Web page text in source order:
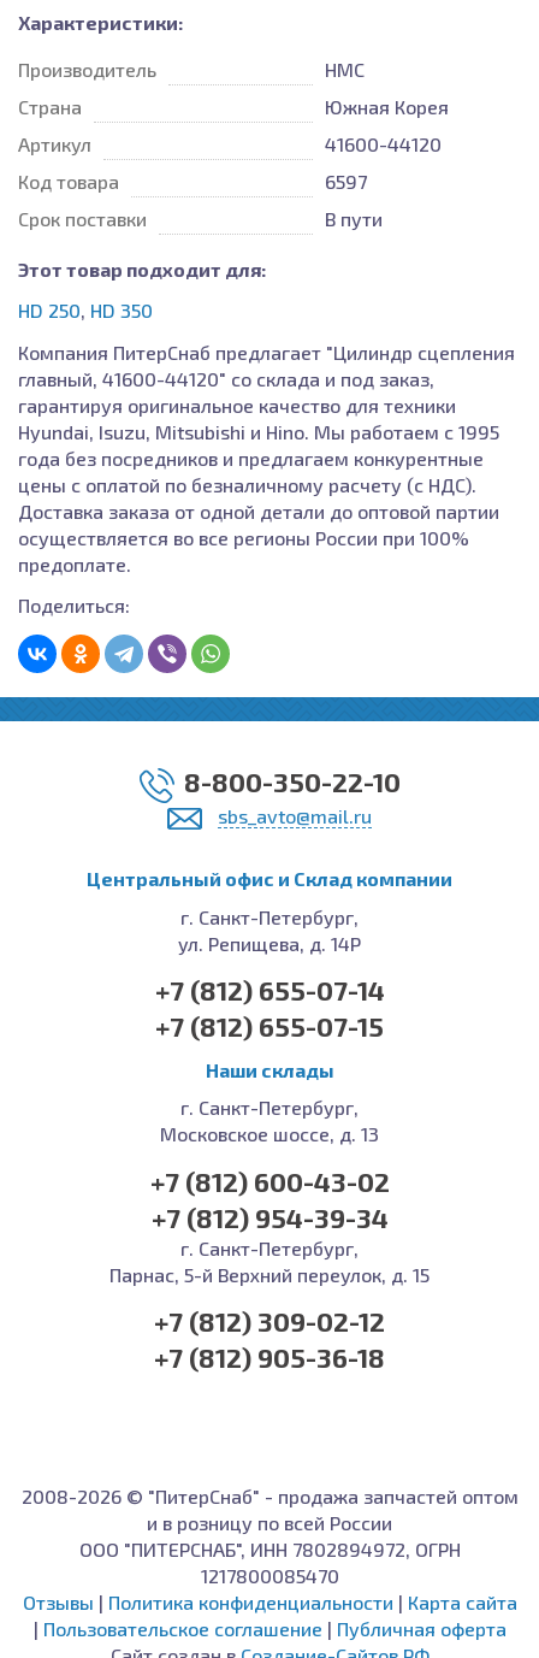
Характеристики:
Производитель
HMC
Страна
Южная Корея
Артикул
41600-44120
Код товара
6597
Срок поставки
В пути
Этот товар подходит для:
HD 250, HD 350
Компания ПитерСнаб предлагает "Цилиндр сцепления
главный, 41600-44120" со склада и под заказ,
гарантируя оригинальное качество для техники
Hyundai, Isuzu, Mitsubishi и Hino. Мы работаем с 1995
года без посредников и предлагаем конкурентные
цены с оплатой по безналичному расчету (с НДС).
Доставка заказа от одной детали до оптовой партии
осуществляется во все регионы России при 100%
предоплате.
Поделиться:
8-800-350-22-10
sbs_avto@mail.ru
Центральный офис и Cклад компании
г. Санкт-Петербург,
ул. Репищева, д. 14Р
+7 (812) 655-07-14
+7 (812) 655-07-15
Наши склады
г. Санкт-Петербург,
Московское шоссе, д. 13
+7 (812) 600-43-02
+7 (812) 954-39-34
г. Санкт-Петербург,
Парнас, 5-й Верхний переулок, д. 15
+7 (812) 309-02-12
+7 (812) 905-36-18
2008-2026 © "ПитерСнаб" - продажа запчастей оптом
и в розницу по всей России
ООО "ПИТЕРСНАБ", ИНН 7802894972, ОГРН
1217800085470
Отзывы | Политика конфиденциальности | Карта сайта
| Пользовательское соглашение | Публичная оферта